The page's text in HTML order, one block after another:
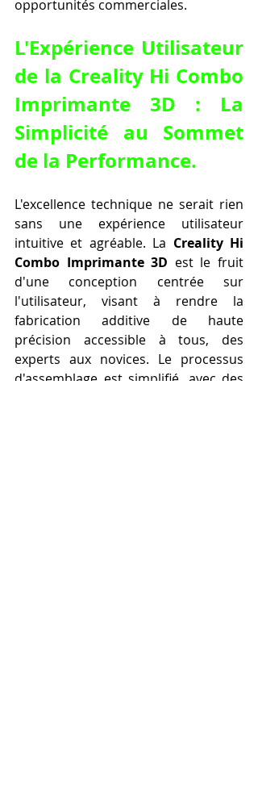
opportunités commerciales.
L'Expérience Utilisateur
de la Creality Hi Combo
Imprimante 3D : La
Simplicité au Sommet
de la Performance.
L'excellence technique ne serait rien
sans une expérience utilisateur
intuitive et agréable. La Creality Hi
Combo Imprimante 3D est le fruit
d'une conception centrée sur
l'utilisateur, visant à rendre la
fabrication additive de haute
précision accessible à tous, des
experts aux novices. Le processus
d'assemblage est simplifié, avec des